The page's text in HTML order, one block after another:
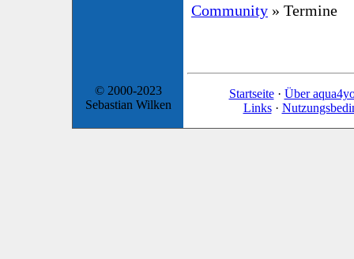
Community » Termine
© 2000-2023
Sebastian Wilken
Startseite· Über
Links·